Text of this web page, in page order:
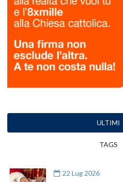
ULTIMI
TAGS
22 Lug 2026